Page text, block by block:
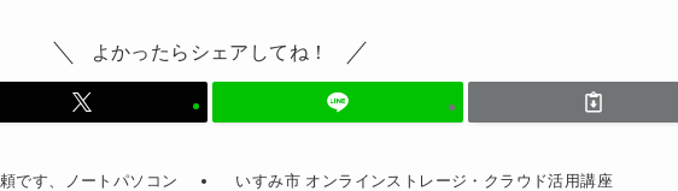
よかったらシェアしてね！
です、ノートパソコン
いすみ市 オンラインストレージ・クラウド活用講座